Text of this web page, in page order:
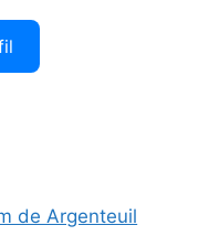
de Argenteuil